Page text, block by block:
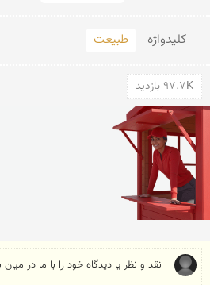
کلید‌واژه طبیعت
97.7K بازدید